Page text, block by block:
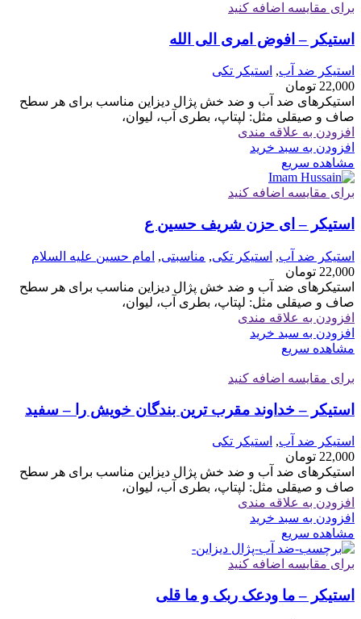
برای مقایسه اضافه کنید
استیکر – افوض امری الی الله
استیکر ضد آب, استیکر تکی
22,000 تومان
استیکرهای ضد آب و ضد خش پژال دیزاین مناسب برای هر سطح
صاف و صیقلی مثل: لپتاپ، بطری آب، لیوان،
افزودن به علاقه مندی
افزودن به سبد خرید
مشاهده سریع
برای مقایسه اضافه کنید
استیکر – ای حزن شریف حسین ع
استیکر ضد آب, استیکر تکی, مناسبتی, امام حسین علیه السلام
22,000 تومان
استیکرهای ضد آب و ضد خش پژال دیزاین مناسب برای هر سطح
صاف و صیقلی مثل: لپتاپ، بطری آب، لیوان،
افزودن به علاقه مندی
افزودن به سبد خرید
مشاهده سریع
برای مقایسه اضافه کنید
استیکر – خداوند مقرب ترین بندگان خویش را – سفید
استیکر ضد آب, استیکر تکی
22,000 تومان
استیکرهای ضد آب و ضد خش پژال دیزاین مناسب برای هر سطح
صاف و صیقلی مثل: لپتاپ، بطری آب، لیوان،
افزودن به علاقه مندی
افزودن به سبد خرید
مشاهده سریع
برای مقایسه اضافه کنید
استیکر – ما ودعک ربک و ما قلی